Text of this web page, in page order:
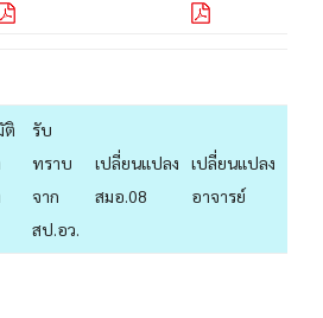
ติ
รับ
ทราบ
จาก
สป.อว.
เปลี่ยนแปลง
สมอ.08
เปลี่ยนแปลง
อาจารย์